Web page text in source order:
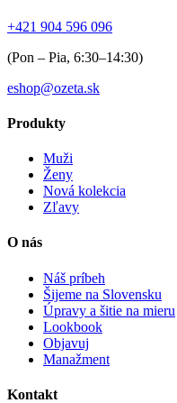
+421 904 596 096
(Pon – Pia, 6:30–14:30)
eshop@ozeta.sk
Produkty
Muži
Ženy
Nová kolekcia
Zľavy
O nás
Náš príbeh
Šijeme na Slovensku
Úpravy a šitie na mieru
Lookbook
Objavuj
Manažment
Kontakt